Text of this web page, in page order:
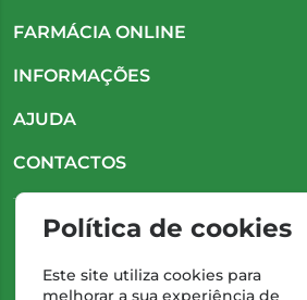
FARMÁCIA ONLINE
INFORMAÇÕES
AJUDA
CONTACTOS
Política de cookies
Este site utiliza cookies para
melhorar a sua experiência de